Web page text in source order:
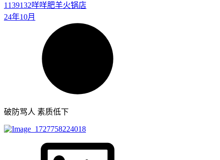
1139132咩咩肥羊火锅店
24年10月
破防骂人 素质低下